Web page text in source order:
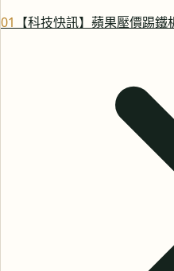
01 【科技快訊】蘋果壓價踢